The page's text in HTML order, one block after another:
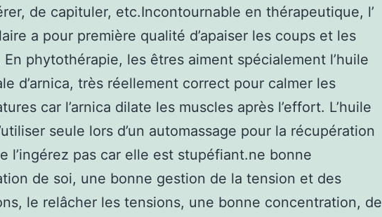
de capituler, etc.Incontournable en thérapeutique, l’
a pour première qualité d’apaiser les coups et les
En phytothérapie, les êtres aiment spécialement l’huile
d’arnica, très réellement correct pour calmer les
car l’arnica dilate les muscles après l’effort. L’huile
seule lors d’un automassage pour la récupération
l’ingérez pas car elle est stupéfiant.ne bonne
de soi, une bonne gestion de la tension et des
le relâcher les tensions, une bonne concentration, de